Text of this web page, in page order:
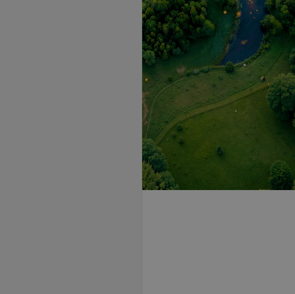
Экспресс-анализ мочи тест-
полосками в урологии
2,97 руб.